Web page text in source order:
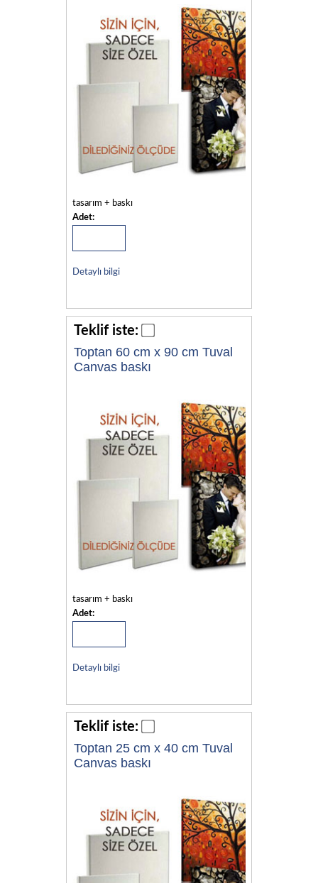
tasarım + baskı
Adet:
Detaylı bilgi
Teklif iste:
Toptan 60 cm x 90 cm Tuval
Canvas baskı
tasarım + baskı
Adet:
Detaylı bilgi
Teklif iste:
Toptan 25 cm x 40 cm Tuval
Canvas baskı